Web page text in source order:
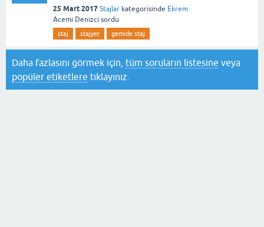
25 Mart 2017 Stajlar kategorisinde Ekrem
Acemi Denizci sordu
staj stajyer gemide staj
Daha fazlasını görmek için, tüm soruların listesine veya
popüler etiketlere tıklayınız.